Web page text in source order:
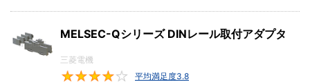
MELSEC-Qシリーズ DINレール取付アダプタ
三菱電機
平均満足度3.8